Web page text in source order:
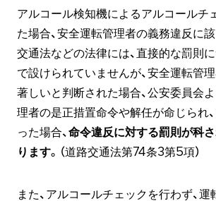
アルコール検知機によるアルコールチ
た場合、安全運転管理者の義務違反に
交通法などの法律には、直接的な罰則
で設けられていませんが、安全運転管
著しいと判断された場合、公安委員会
理者の是正措置命令や解任が命じられ
った場合、 命令違反に対する罰則が科
ります。（道路交通法第74条3第5項）
また、アルコールチェックを行わず、